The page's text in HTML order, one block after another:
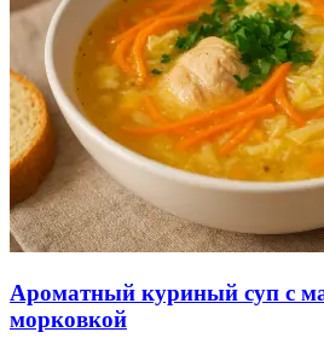
Ароматный куриный суп с
морковкой